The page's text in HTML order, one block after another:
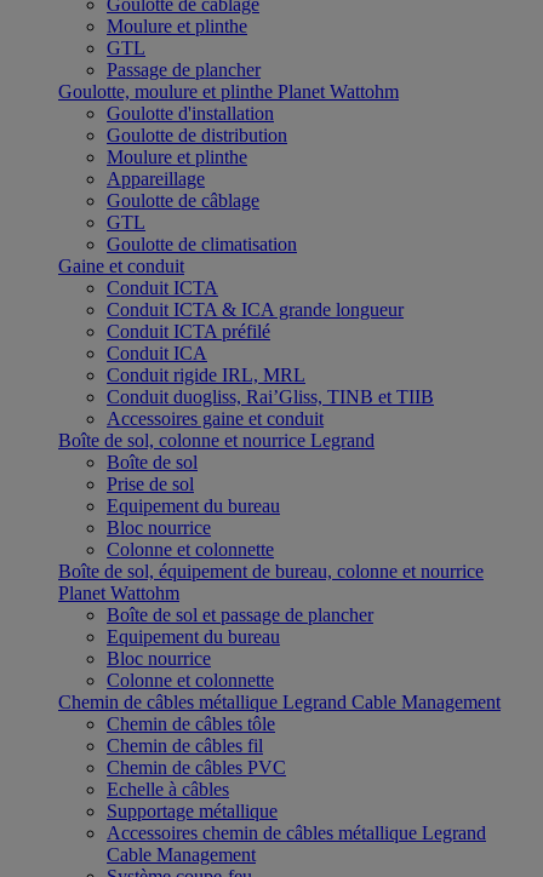
Goulotte de câblage
Moulure et plinthe
GTL
Passage de plancher
Goulotte, moulure et plinthe Planet Wattohm
Goulotte d'installation
Goulotte de distribution
Moulure et plinthe
Appareillage
Goulotte de câblage
GTL
Goulotte de climatisation
Gaine et conduit
Conduit ICTA
Conduit ICTA & ICA grande longueur
Conduit ICTA préfilé
Conduit ICA
Conduit rigide IRL, MRL
Conduit duogliss, Rai’Gliss, TINB et TIIB
Accessoires gaine et conduit
Boîte de sol, colonne et nourrice Legrand
Boîte de sol
Prise de sol
Equipement du bureau
Bloc nourrice
Colonne et colonnette
Boîte de sol, équipement de bureau, colonne et nourrice
Planet Wattohm
Boîte de sol et passage de plancher
Equipement du bureau
Bloc nourrice
Colonne et colonnette
Chemin de câbles métallique Legrand Cable Management
Chemin de câbles tôle
Chemin de câbles fil
Chemin de câbles PVC
Echelle à câbles
Supportage métallique
Accessoires chemin de câbles métallique Legrand
Cable Management